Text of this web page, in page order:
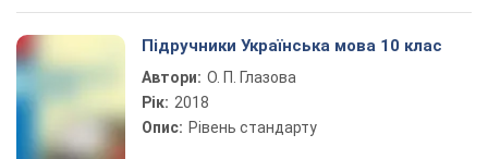
Підручники Українська мова 10 клас
Автори: О. П. Глазова
Рік: 2018
Опис: Рівень стандарту